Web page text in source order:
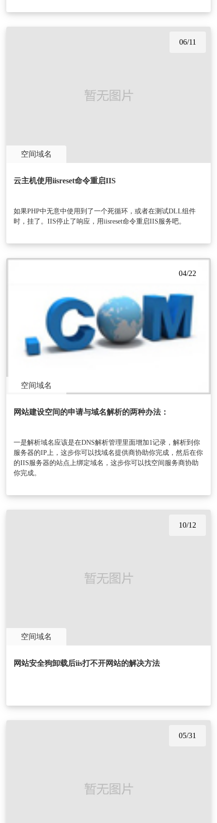
06/11
空间域名
云主机使用iisreset命令重启IIS
如果PHP中无意中使用到了一个死循环，或者在测试DLL组件
时，挂了。IIS停止了响应，用iisreset命令重启IIS服务吧。
04/22
空间域名
网站建设空间的申请与域名解析的两种办法：
一是解析域名应该是在DNS解析管理里面增加1记录，解析到你
服务器的IP上，这步你可以找域名提供商协助你完成，然后在你
的IIS服务器的站点上绑定域名，这步你可以找空间服务商协助
你完成。
10/12
空间域名
网站安全狗卸载后iis打不开网站的解决方法
05/31